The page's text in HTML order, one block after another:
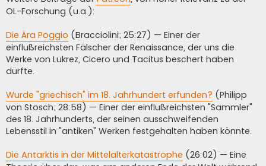
t
OL-Forschung (u.a.):
Die Ära Poggio (Bracciolini; 25:27) — Einer der
einflußreichsten Fälscher der Renaissance, der uns die
Werke von Lukrez, Cicero und Tacitus beschert haben
dürfte.
Wurde "griechisch" im 18. Jahrhundert erfunden? (Philipp
von Stosch; 28:58) — Einer der einflußreichsten "Sammler"
des 18. Jahrhunderts, der seinen ausschweifenden
Lebensstil in "antiken" Werken festgehalten haben könnte.
Die Antarktis in der Mittelalterkatastrophe (26:02) — Eine